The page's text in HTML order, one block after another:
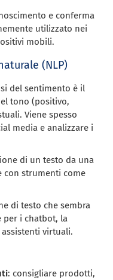
e conferma
utilizzato nei
mobili.
(NLP)
del sentimento è il
tono (positivo,
Viene spesso
media e analizzare i
di un testo da una
con strumenti come
di testo che sembra
per i chatbot, la
virtuali.
: consigliare prodotti,